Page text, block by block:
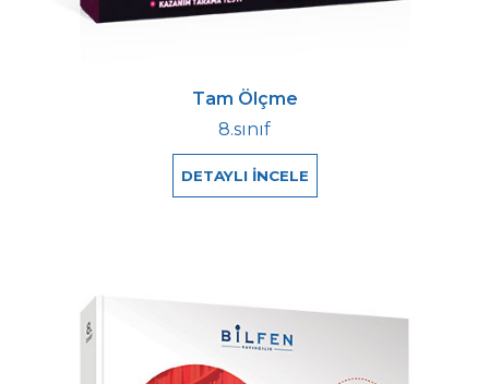
Tam Ölçme
8.sınıf
DETAYLI İNCELE